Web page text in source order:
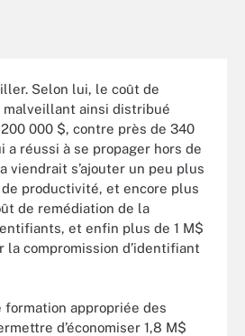
Selon lui, le coût de
ainsi distribué
000 $, contre près de 340
a réussi à se propager hors de
viendrait s’ajouter un peu plus
productivité, et encore plus
de remédiation de la
et enfin plus de 1 M$
la compromission d’identifiant
formation appropriée des
d’économiser 1,8 M$